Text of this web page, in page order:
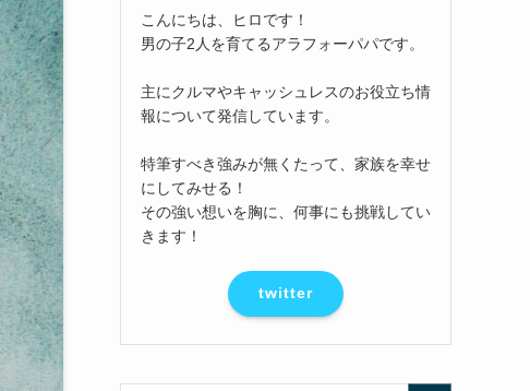
こんにちは、ヒロです！
男の子2人を育てるアラフォーパパです。
主にクルマやキャッシュレスのお役立ち情
報について発信しています。
特筆すべき強みが無くたって、家族を幸せ
にしてみせる！
その強い想いを胸に、何事にも挑戦してい
きます！
twitter